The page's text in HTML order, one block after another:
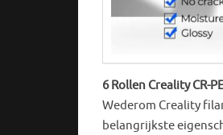
6 Rollen Creality CR-
Wederom Creality
belangrijkste